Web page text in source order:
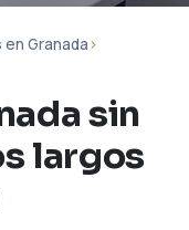
Granada›
sin
largos